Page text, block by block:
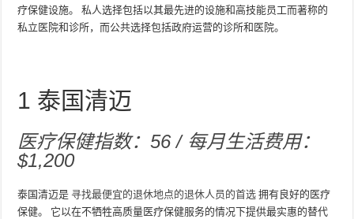
疗保健设施。 私人选择包括以其最先进的设施和高技能员工而著称的
私立医院和诊所，而公共选择包括政府运营的诊所和医院。
1 泰国清迈
医疗保健指数：56 / 每月生活费用：
$1,200
泰国清迈是寻找最便宜的退休地点的退休人员的首选 拥有良好的医疗
保健。 它以在不牺牲高质量医疗保健服务的情况下提供最实惠的替代